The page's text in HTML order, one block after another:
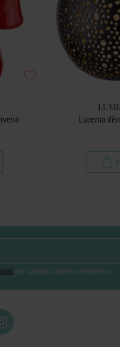
Lucerna
pro zasílání našeho newsletteru